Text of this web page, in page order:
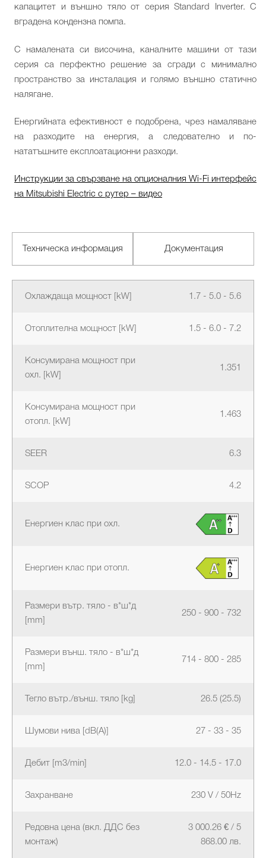
капацитет и външно тяло от серия Standard Inverter. С
вградена кондензна помпа.
С намалената си височина, каналните машини от тази
серия са перфектно решение за сгради с минимално
пространство за инсталация и голямо външно статично
налягане.
Енергийната ефективност е подобрена, чрез намаляване
на разходите на енергия, а следователно и по-
нататъшните експлоатационни разходи.
Инструкции за свързване на опционалния Wi-Fi интерфейс
на Mitsubishi Electric с рутер – видео
Техническа информация Документация
Охлаждаща мощност [kW] 1.7 - 5.0 - 5.6
Отоплителна мощност [kW] 1.5 - 6.0 - 7.2
Консумирана мощност при
охл. [kW]
1.351
Консумирана мощност при
отопл. [kW]
1.463
SEER 6.3
SCOP 4.2
Енергиен клас при охл.
Енергиен клас при отопл.
Размери вътр. тяло - в*ш*д
[mm]
250 - 900 - 732
Размери външ. тяло - в*ш*д
[mm]
714 - 800 - 285
Тегло вътр./външ. тяло [kg] 26.5 (25.5)
Шумови нива [dB(A)] 27 - 33 - 35
Дебит [m3/min] 12.0 - 14.5 - 17.0
Захранване 230 V / 50Hz
Редовна цена (вкл. ДДС без
монтаж)
3 000.26 € / 5
868.00 лв.